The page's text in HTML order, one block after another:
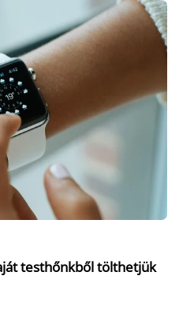
testhőnkből tölthetjük